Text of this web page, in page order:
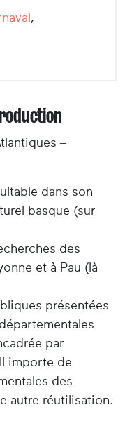
,
–
dans son
basque (sur
des
et à Pau (là
présentées
par
importe de
des
autre réutilisation.